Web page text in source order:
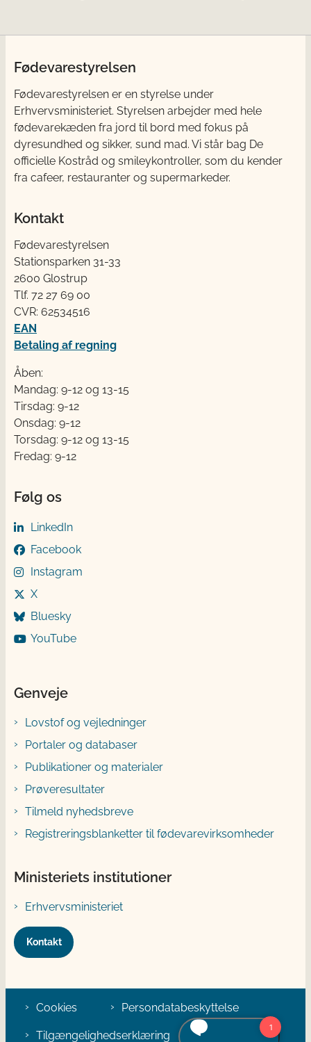
Fødevarestyrelsen
Fødevarestyrelsen er en styrelse under
Erhvervsministeriet. Styrelsen arbejder med hele
fødevarekæden fra jord til bord med fokus på
dyresundhed og sikker, sund mad. Vi står bag De
officielle Kostråd og smileykontroller, som du kender
fra cafeer, restauranter og supermarkeder.
Kontakt
Fødevarestyrelsen
Stationsparken 31-33
2600 Glostrup
Tlf. 72 2​​​7 69 00
CVR: 62534516
EAN
Betaling af regning
Åben:
Mandag: 9-12 og 13-15
Tirsdag: 9-12
Onsdag: 9-12
Torsdag: 9-12 og 13-15
Fredag: 9-12
Følg os
LinkedIn
Facebook
Instagram
X
Bluesky
YouTube
Genveje
Lovstof og vejledninger
Portaler og databaser
Publikationer og materialer
Prøveresultater
Tilmeld nyhedsbreve
Registreringsblanketter til fødevarevirksomheder
Ministeriets institutioner
Erhvervsministeriet
Kontakt
Cookies Persondatabeskyttelse
Tilgængelighedserklæring